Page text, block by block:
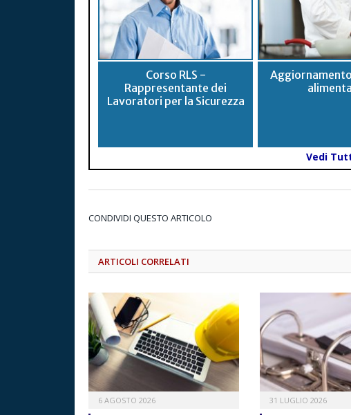
Corso RLS -
Rappresentante dei
Lavoratori per la Sicurezza
Vedi
CONDIVIDI QUESTO ARTICOLO
ARTICOLI CORRELATI
6 AGOSTO 2026 31 LUGLIO 2026